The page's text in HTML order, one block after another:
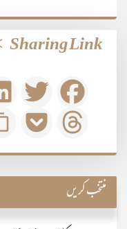
Sharing Link
منتخب کریں